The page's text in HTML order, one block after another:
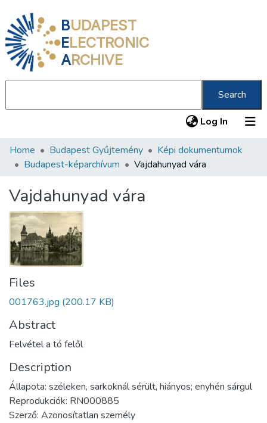
BUDAPEST
ELECTRONIC
ARCHIVE
Search
Log In (current)
Communities & Collections
Statistics
About us
Home Budapest Gyűjtemény
Képi dokumentumok
Budapest-képarchívum
Vajdahunyad vára
Vajdahunyad vára
Files
001763.jpg (200.17 KB)
Abstract
Felvétel a tó felől
Description
Állapota: széleken, sarkoknál sérült, hiányos; enyhén sárgul
Reprodukciók: RN000885
Szerző: Azonosítatlan személy